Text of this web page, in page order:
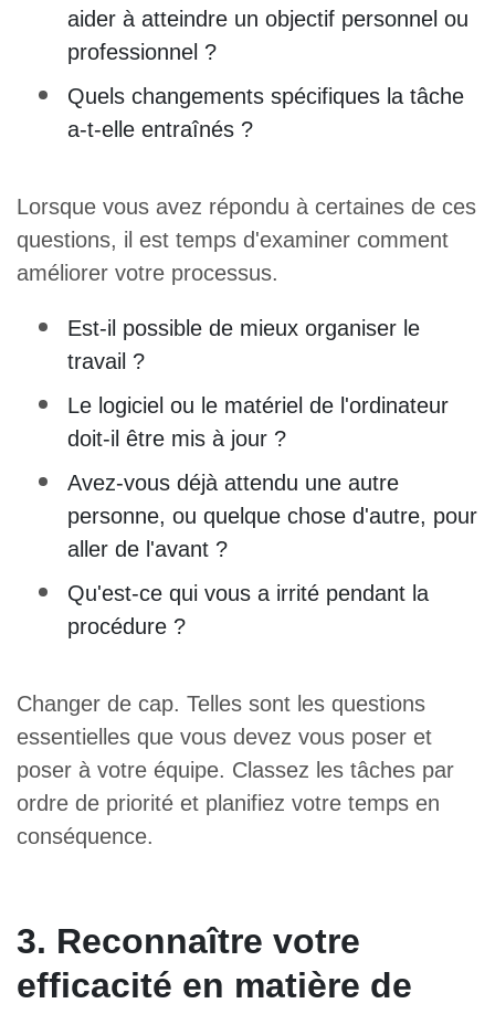
aider à atteindre un objectif personnel ou
professionnel ?
Quels changements spécifiques la tâche
a-t-elle entraînés ?
Lorsque vous avez répondu à certaines de ces
questions, il est temps d'examiner comment
améliorer votre processus.
Est-il possible de mieux organiser le
travail ?
Le logiciel ou le matériel de l'ordinateur
doit-il être mis à jour ?
Avez-vous déjà attendu une autre
personne, ou quelque chose d'autre, pour
aller de l'avant ?
Qu'est-ce qui vous a irrité pendant la
procédure ?
Changer de cap. Telles sont les questions
essentielles que vous devez vous poser et
poser à votre équipe. Classez les tâches par
ordre de priorité et planifiez votre temps en
conséquence.
3. Reconnaître votre
efficacité en matière de